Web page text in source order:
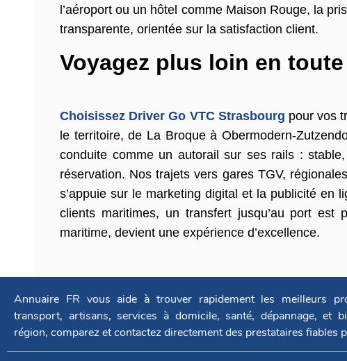
l’aéroport ou un hôtel comme Maison Rouge, la
transparente, orientée sur la satisfaction client.
Voyagez plus loin en
Choisissez Driver Go VTC Strasbourg pour vos
le territoire, de La Broque à Obermodern-
conduite comme un autorail sur ses rails :
réservation. Nos trajets vers gares TGV,
s’appuie sur le marketing digital et la publicité en
clients maritimes, un transfert jusqu’au port
maritime, devient une expérience d’excellence.
Annuaire FR vous aide à trouver rapidement les meilleurs
transport, artisans, services à domicile, santé, dépannage, et
région, comparez et contactez directement des prestataires fiables